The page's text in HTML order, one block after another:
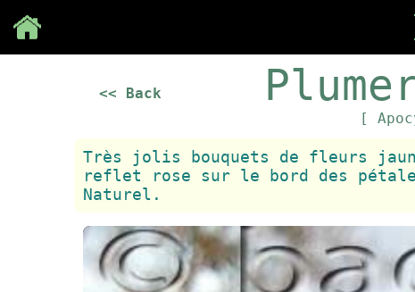
<< Back
[
Très jolis bouquets de fleurs
reflet rose sur le bord des
Naturel.